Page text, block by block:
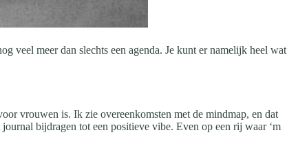
veel meer dan slechts een agenda. Je kunt er namelijk heel wat
vrouwen is. Ik zie overeenkomsten met de mindmap, en dat
bijdragen tot een positieve vibe. Even op een rij waar ‘m